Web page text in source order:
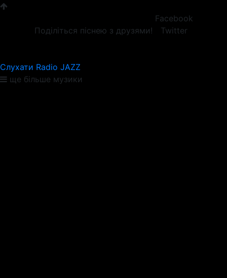
Поділіться піснею з друзями!
Facebook
Twitter
Слухати Radio JAZZ
ще більше музики